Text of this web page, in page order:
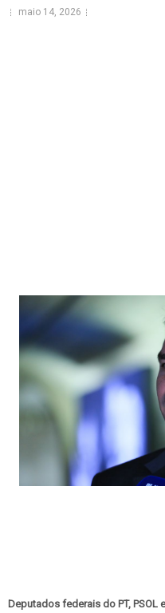
maio 14, 2026
Deputados federais do PT, PSOL